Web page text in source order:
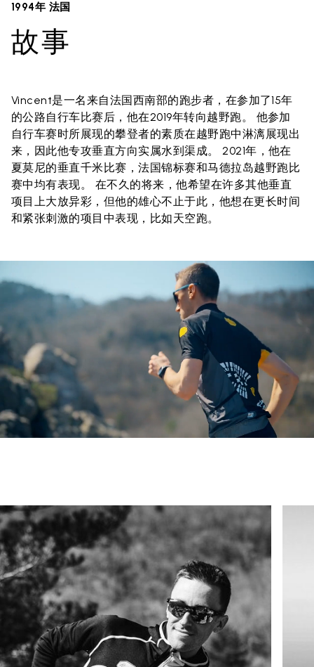
1994年 法国
故事
Vincent是一名来自法国西南部的跑步者，在参加了15年
的公路自行车比赛后，他在2019年转向越野跑。 他参加
自行车赛时所展现的攀登者的素质在越野跑中淋漓展现出
来，因此他专攻垂直方向实属水到渠成。 2021年，他在
夏莫尼的垂直千米比赛，法国锦标赛和马德拉岛越野跑比
赛中均有表现。 在不久的将来，他希望在许多其他垂直
项目上大放异彩，但他的雄心不止于此，他想在更长时间
和紧张刺激的项目中表现，比如天空跑。